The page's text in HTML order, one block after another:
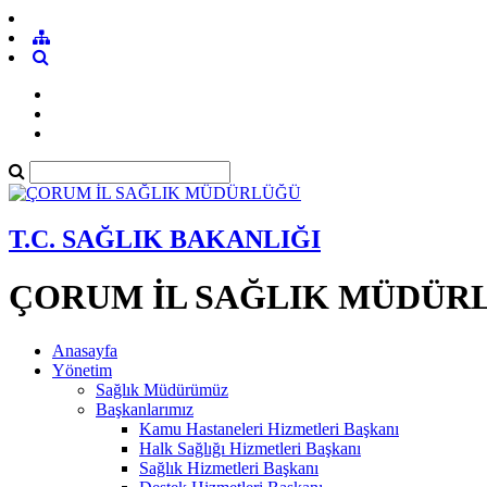
T.C. SAĞLIK BAKANLIĞI
ÇORUM İL SAĞLIK
Anasayfa
Yönetim
Sağlık Müdürümüz
Başkanlarımız
Kamu Hastaneleri Hizmetleri Başkanı
Halk Sağlığı Hizmetleri Başkanı
Sağlık Hizmetleri Başkanı